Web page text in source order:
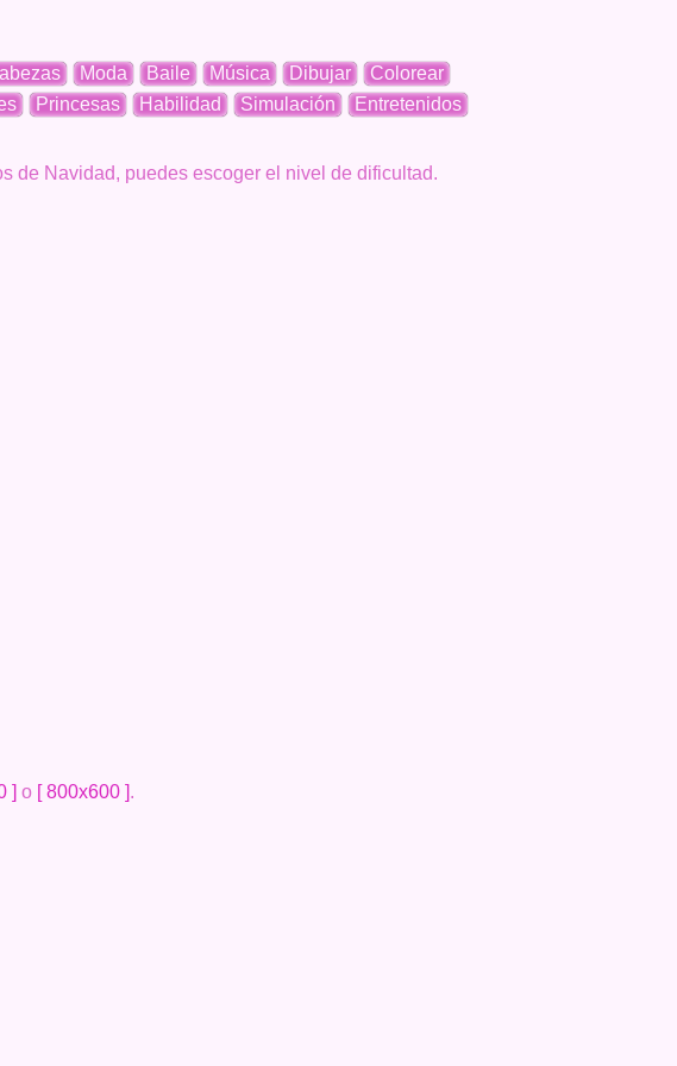
Moda Baile Música Dibujar
Colorear
Princesas Habilidad Simulación
Entretenidos
de Navidad, puedes escoger el nivel de dificultad.
] o [ 800x600 ].